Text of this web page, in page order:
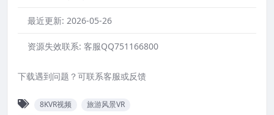
最近更新: 2026-05-26
资源失效联系: 客服QQ751166800
下载遇到问题？可联系客服或反馈
8KVR视频 旅游风景VR